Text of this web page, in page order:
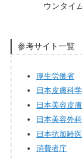
ウンタイ
参考サイト一覧
厚生労働省
日本皮膚科
日本美容皮
日本美容外
日本抗加齢
消費者庁